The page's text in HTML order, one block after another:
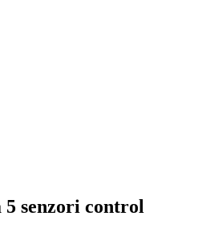
senzori control